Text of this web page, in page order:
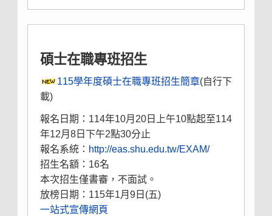
碩士在職專班招生
115學年度碩士在職專班招生簡章(自行下
載)
報名日期：114年10月20日上午10點起至114
年12月8日下午2點30分止
報名系統： http://eas.shu.edu.tw/EXAM/
招生名額：16名
本次招生僅書審，不面試。
放榜日期： 115年1月9日(五)
一站式宣傳網頁